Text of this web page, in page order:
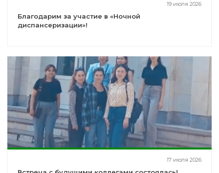
19 июля 2026
Благодарим за участие в «Ночной
диспансеризации»!
17 июля 2026